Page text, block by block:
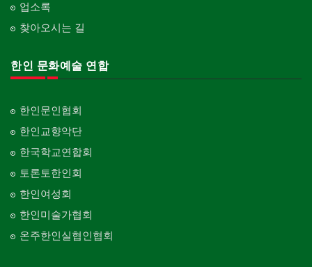
업소록
찾아오시는 길
한인 문화예술 연합
한인문인협회
한인교향악단
한국학교연합회
토론토한인회
한인여성회
한인미술가협회
온주한인실협인협회